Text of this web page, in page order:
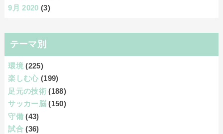
9月 2020 (3)
テーマ別
環境 (225)
楽しむ心 (199)
足元の技術 (188)
サッカー脳 (150)
守備 (43)
試合 (36)